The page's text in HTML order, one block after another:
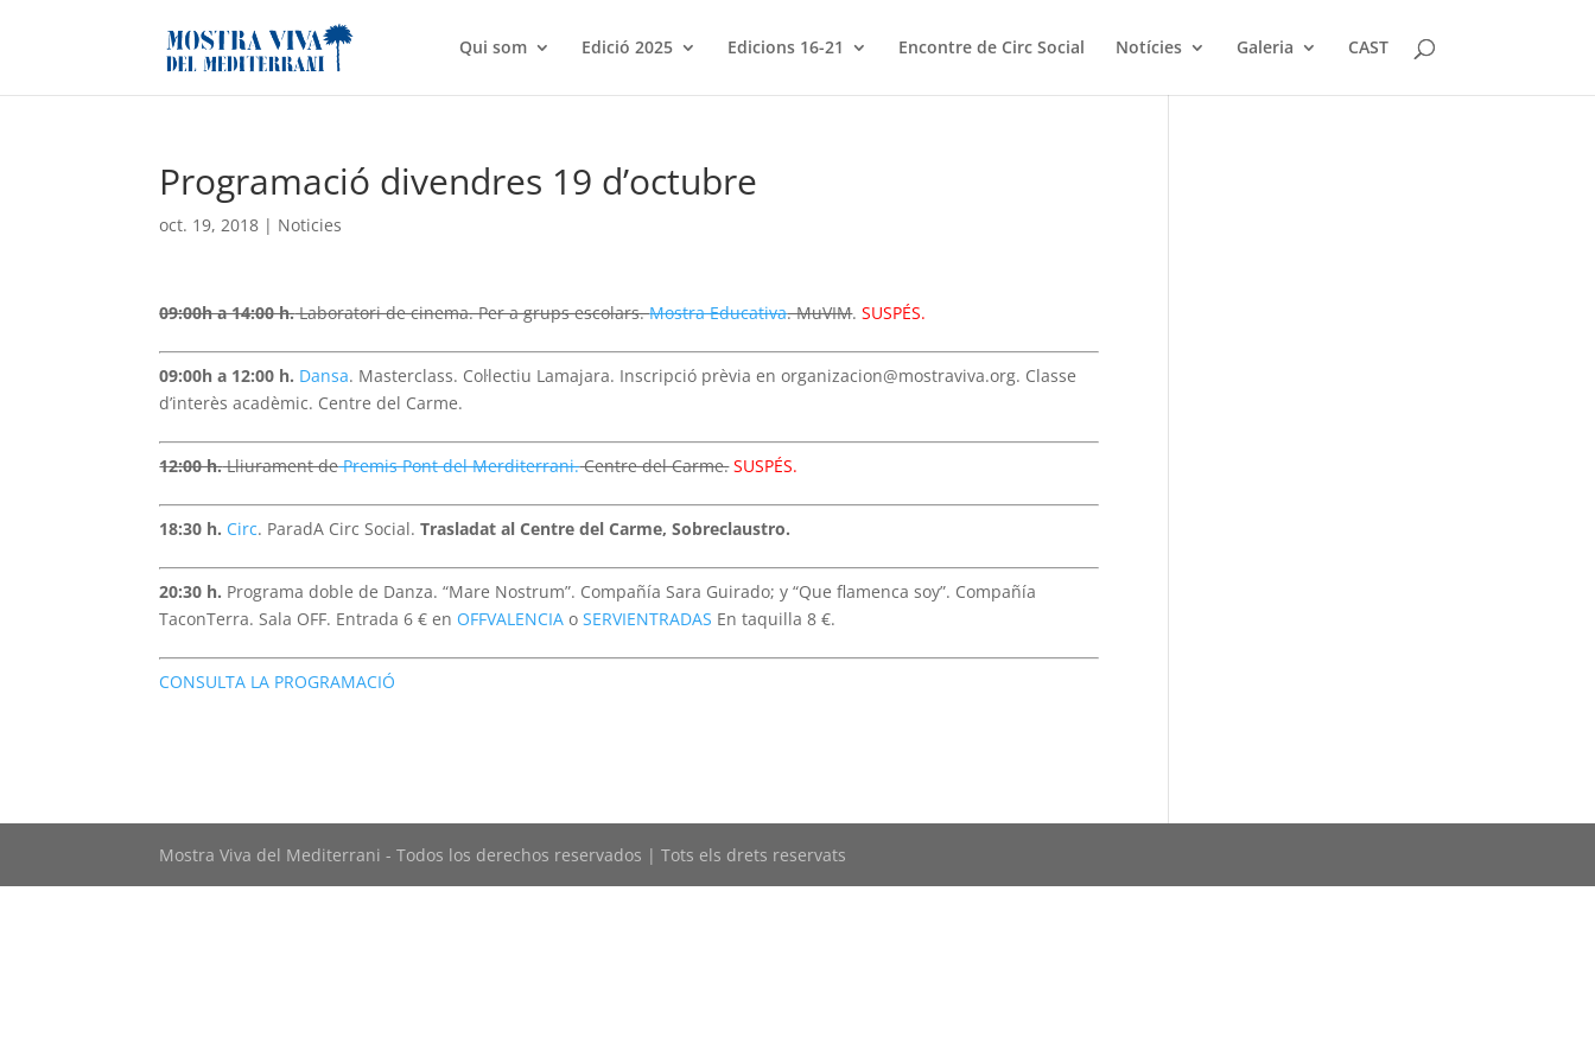
Qui som Edició 2025 Edicions 16-21 Encontre de Circ Social Notícies Galeria CAST
Programació divendres 19 d’octubre
oct. 19, 2018 | Noticies
09:00h a 14:00 h.Laboratori de cinema. Per a grups escolars.Mostra Educativa. MuVIM.SUSPÉS.
09:00h a 12:00 h. Dansa. Masterclass. Col·lectiu Lamajara. Inscripció prèvia en organizacion@mostraviva.org. Classe
d’interès acadèmic. Centre del Carme.
12:00 h.Lliurament dePremis Pont del Merditerrani.Centre del Carme. SUSPÉS.
18:30 h. Circ. ParadA Circ Social.Trasladat al Centre del Carme, Sobreclaustro.
20:30 h. Programa doble de Danza. “Mare Nostrum”. Compañía Sara Guirado; y “Que flamenca soy”. Compañía
TaconTerra. Sala OFF. Entrada 6 € en OFFVALENCIA oSERVIENTRADAS En taquilla 8 €.
CONSULTA LA PROGRAMACIÓ
Mostra Viva del Mediterrani - Todos los derechos reservados | Tots els drets reservats